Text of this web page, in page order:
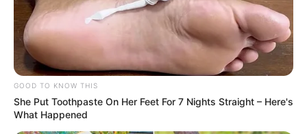
GOOD TO KNOW THIS
She Put Toothpaste On Her Feet For 7 Nights Straight – Here's
What Happened